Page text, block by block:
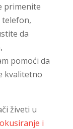
primenite
da
pomoći da
kvalitetno
živeti u
i